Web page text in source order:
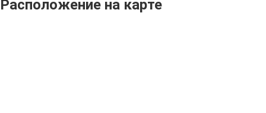
Расположение на карте